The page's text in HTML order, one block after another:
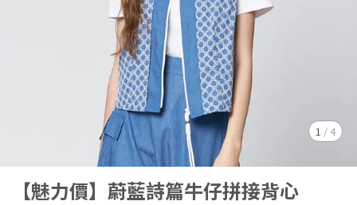
1 / 4
【魅力價】蔚藍詩篇牛仔拼接背心